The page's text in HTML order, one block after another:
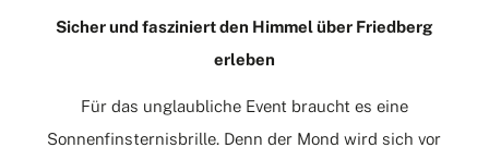
Sicher und fasziniert den Himmel über Friedberg
erleben
Für das unglaubliche Event braucht es eine
Sonnenfinsternisbrille. Denn der Mond wird sich vor